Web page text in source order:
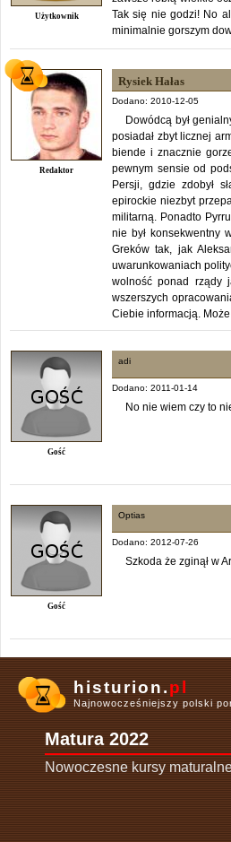
Użytkownik
Tak się nie godzi! No
minimalnie gorszym
Redaktor
Rysiek Hałas
Dodano: 2010-12-05
Dowódcą był
posiadał zbyt licznej
biende i znacznie
pewnym sensie od
Persji, gdzie zdobył
epirockie niezbyt
militarną. Ponadto
nie był konsekwentny
Greków tak, jak
uwarunkowaniach
wolność ponad rządy
wszerszych
Ciebie informacją.
Gość
adi
Dodano: 2011-01-14
No nie wiem czy to
Gość
Optias
Dodano: 2012-07-26
Szkoda że zginął w
histurion.pl
Najnowocześniejszy polski
Matura 2022
Nowoczesne kursy